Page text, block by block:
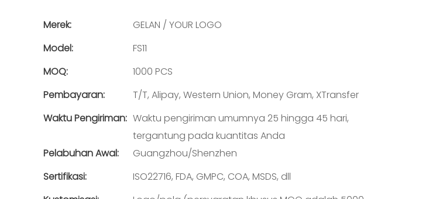
Merek:
GELAN / YOUR LOGO
Model:
FS11
MOQ:
1000 PCS
Pembayaran:
T/T, Alipay, Western Union, Money Gram, XTransfer
Waktu Pengiriman: Waktu pengiriman umumnya 25 hingga 45 hari,
tergantung pada kuantitas Anda
Pelabuhan Awal:
Guangzhou/Shenzhen
Sertifikasi:
ISO22716, FDA, GMPC, COA, MSDS, dll